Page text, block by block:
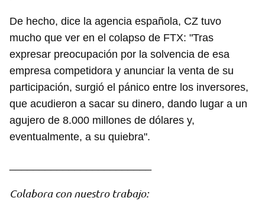
iniciar sesión con tu cuenta de 14ymedio.
De hecho, dice la agencia española, CZ tuvo
mucho que ver en el colapso de FTX: "Tras
expresar preocupación por la solvencia de esa
empresa competidora y anunciar la venta de su
participación, surgió el pánico entre los inversores,
que acudieron a sacar su dinero, dando lugar a un
agujero de 8.000 millones de dólares y,
eventualmente, a su quiebra".
Colabora con nuestro trabajo: